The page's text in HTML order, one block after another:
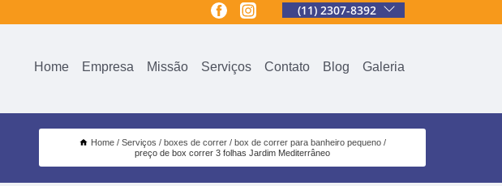
(11) 2307-8392
Home Empresa Missão Serviços Contato Blog Galeria
Home Serviços boxes de correr
box de correr para banheiro pequeno
preço de box correr 3 folhas Jardim Mediterrâneo